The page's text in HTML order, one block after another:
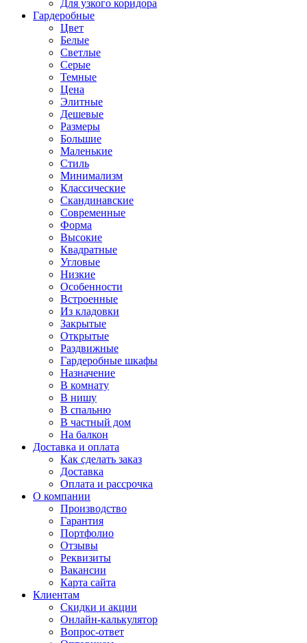
Для узкого коридора
Гардеробные
Цвет
Белые
Светлые
Серые
Темные
Цена
Элитные
Дешевые
Размеры
Большие
Маленькие
Стиль
Минимализм
Классические
Скандинавские
Современные
Форма
Высокие
Квадратные
Угловые
Низкие
Особенности
Встроенные
Из кладовки
Закрытые
Открытые
Раздвижные
Гардеробные шкафы
Назначение
В комнату
В нишу
В спальню
В частный дом
На балкон
Доставка и оплата
Как сделать заказ
Доставка
Оплата и рассрочка
О компании
Производство
Гарантия
Портфолио
Отзывы
Реквизиты
Вакансии
Карта сайта
Клиентам
Скидки и акции
Онлайн-калькулятор
Вопрос-ответ